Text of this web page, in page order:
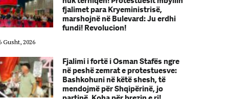
fjalimet para Kryeministrisë,
marshojnë në Bulevard: Ju erdhi
fundi! Revolucion!
Gusht, 2026
Fjalimi i fortë i Osman Stafës ngre
në peshë zemrat e protestuesve:
Bashkohuni në këtë shesh, të
mendojmë për Shqipërinë, jo